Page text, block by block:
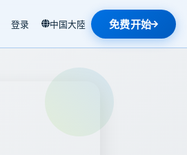
登录 中国大陸 免费开始